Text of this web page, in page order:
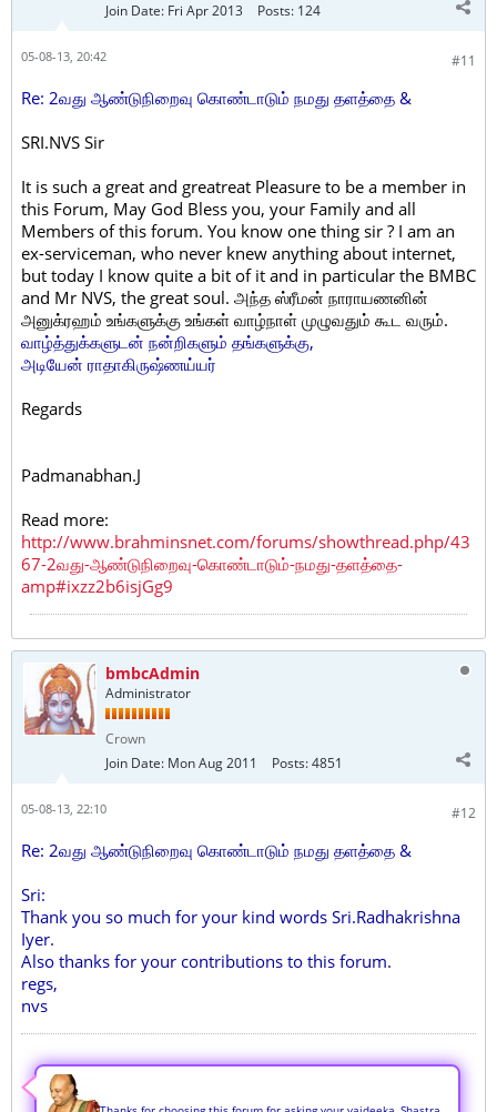
Join Date: Fri Apr 2013 Posts: 124
#11
05-08-13, 20:42
Re: 2வது ஆண்டுநிறைவு கொண்டாடும் நமது தளத்தை &
SRI.NVS Sir
It is such a great and greatreat Pleasure to be a member in
this Forum, May God Bless you, your Family and all
Members of this forum. You know one thing sir ? I am an
ex-serviceman, who never knew anything about internet,
but today I know quite a bit of it and in particular the BMBC
and Mr NVS, the great soul. அந்த ஸ்ரீமன் நாராயணனின்
அனுக்ரஹம் உங்களுக்கு உங்கள் வாழ்நாள் முழுவதும் கூட வரும்.
வாழ்த்துக்களுடன் நன்றிகளும் தங்களுக்கு,
அடியேன் ராதாகிருஷ்ணய்யர்
Regards
Padmanabhan.J
Read more:
http://www.brahminsnet.com/forums/showthread.php/43
67-2வது-ஆண்டுநிறைவு-கொண்டாடும்-நமது-தளத்தை-
amp#ixzz2b6isjGg9
bmbcAdmin
Administrator
Crown
Join Date: Mon Aug 2011 Posts:4851
#12
05-08-13, 22:10
Re: 2வது ஆண்டுநிறைவு கொண்டாடும் நமது தளத்தை &
Sri:
Thank you so much for your kind words Sri.Radhakrishna
Iyer.
Also thanks for your contributions to this forum.
regs,
nvs